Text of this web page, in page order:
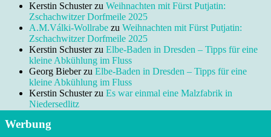
Kerstin Schusterzu Weihnachten mit Fürst Putjatin:
Zschachwitzer Dorfmeile 2025
A.M.Válki-Wollrabe zu Weihnachten mit Fürst Putjatin:
Zschachwitzer Dorfmeile 2025
Kerstin Schusterzu Elbe-Baden in Dresden – Tipps für eine
kleine Abkühlung im Fluss
Georg Bieberzu Elbe-Baden in Dresden – Tipps für eine
kleine Abkühlung im Fluss
Kerstin Schusterzu Es war einmal eine Malzfabrik in
Niedersedlitz
Werbung